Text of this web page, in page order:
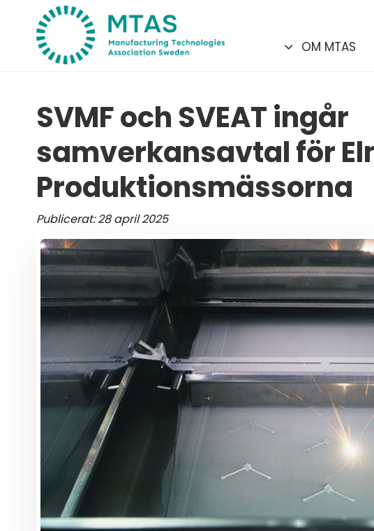
primary
navigation
content
OM MTAS
SVMF och SVEAT ingår
samverkansavtal för
Produktionsmässorna
Publicerat: 28 april 2025